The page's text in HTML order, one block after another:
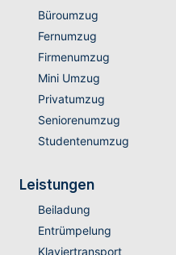
Büroumzug
Fernumzug
Firmenumzug
Mini Umzug
Privatumzug
Seniorenumzug
Studentenumzug
Leistungen
Beiladung
Entrümpelung
Klaviertransport